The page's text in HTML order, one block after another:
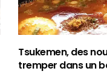
Tsukemen, des
tremper dans un